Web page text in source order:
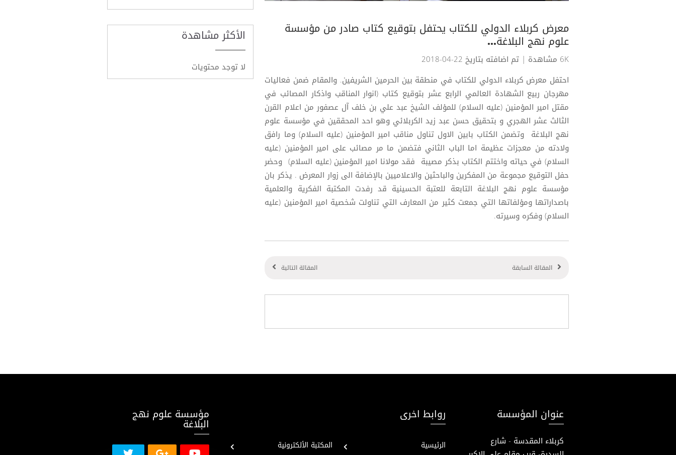
معرض كربلاء الدولي للكتاب يحتفل بتوقيع كتاب صادر من مؤسسة
علوم نهج البلاغة...
6K مشاهدة
| تم اضافته بتاريخ 22-04-2018
احتفل معرض كربلاء الدولي للكتاب في منطقة بين الحرمين الشريفين. والمقام ضمن فعاليات
مهرجان ربيع الشهادة العالمي الرابع عشر بتوقيع كتاب (انوار المناقب واذكار المصائب في
مقتل امير المؤمنين (عليه السلام) للمؤلف الشيخ عبد علي بن خلف آل عصفور من اعلام القرن
الثالث عشر الهجري و بتحقيق حسن عبد زيد الكربلائي وهو احد المحققين في مؤسسة علوم
نهج البلاغة وتضمن الكتاب بابين الاول تناول مناقب امير المؤمنين (عليه السلام) وما رافق
ولادته من معجزات عظيمة اما الباب الثاني فتضمن ما مر مصائب على امير المؤمنين (عليه
السلام) في حياته واختتم الكتاب بذكر مصيبة فقد مولانا امير المؤمنين (عليه السلام) وحضر
حفل التوقيع مجموعة من المفكرين والباحثين والاعلاميين بالإضافة الى زوار المعرض . يذكر بان
مؤسسة علوم نهج البلاغة التابعة للعتبة الحسينية قد رفدت المكتبة الفكرية والعلمية
باصداراتها ومؤلفاتها التي جمعت كثير من المعارف التي تناولت شخصية امير المؤمنين (عليه
السلام) وفكره وسيرته.
المقالة السابقة المقالة التالية
الأكثر مشاهدة
لا توجد محتويات
عنوان المؤسسة
كربلاء المقدسة - شارع
روابط اخرى
الرئيسية المكتبة الألكترونية
مؤسسة علوم نهج
البلاغة